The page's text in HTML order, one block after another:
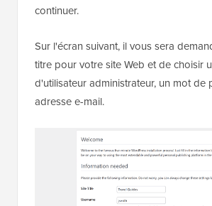
continuer.
Sur l'écran suivant, il vous sera
titre pour votre site Web et de choisir
d'utilisateur administrateur, un mot de
adresse e-mail.